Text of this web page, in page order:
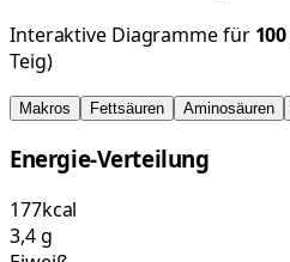
Interaktive Diagramme für 100
Teig)
Makros Fettsäuren Aminosäuren
Energie-Verteilung
177kcal
3,4g